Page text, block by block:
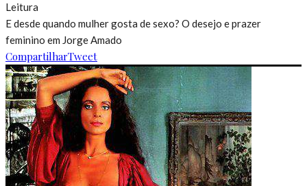
Leitura
E desde quando mulher gosta de sexo? O desejo e prazer
feminino em Jorge Amado
CompartilharTweet